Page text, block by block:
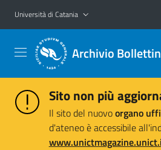
Vai al contenuto principale
Vai al menu di navigazione
Università di Catania
Archivio
Sito non più
Il sito del nuovoorgano
d'ateneo è accessibile